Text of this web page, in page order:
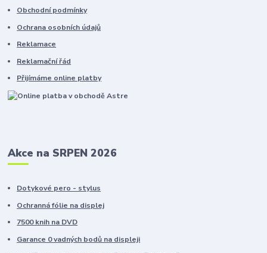
Obchodní podmínky
Ochrana osobních údajů
Reklamace
Reklamační řád
Přijímáme online platby
Akce na SRPEN 2026
Dotykové pero - stylus
Ochranná fólie na displej
7500 knih na DVD
Garance 0 vadných bodů na displeji